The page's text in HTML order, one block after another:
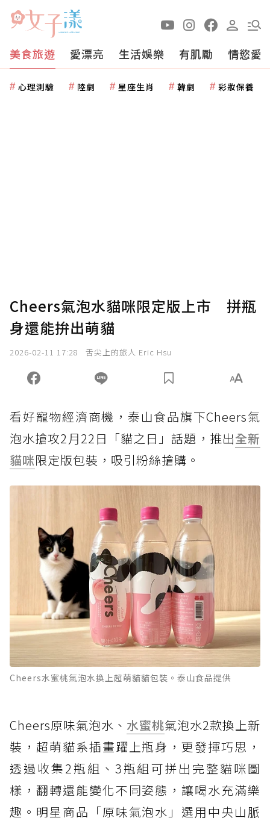
美食旅遊 愛漂亮 生活娛樂 有肌勵 情慾愛
心理測驗 陸劇 星座生肖 韓劇 彩妝保養
Cheers氣泡水貓咪限定版上市 拼瓶
身還能拚出萌貓
2026-02-11 17:28 舌尖上的旅人 Eric Hsu
看好寵物經濟商機，泰山食品旗下Cheers氣
泡水搶攻2月22日「貓之日」話題，推出全新
貓咪限定版包裝，吸引粉絲搶購。
Cheers水蜜桃氣泡水換上超萌貓貓包裝。泰山食品提供
Cheers原味氣泡水、 水蜜桃氣泡水2款換上新
裝，超萌貓系插畫躍上瓶身，更發揮巧思，
透過收集2瓶組、3瓶組可拼出完整貓咪圖
樣，翻轉還能變化不同姿態，讓喝水充滿樂
趣。明星商品「原味氣泡水」選用中央山脈